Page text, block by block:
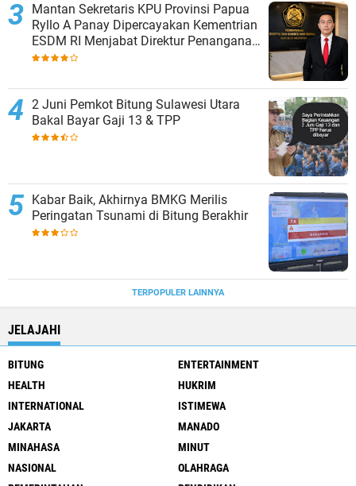
Mantan Sekretaris KPU Provinsi Papua
Ryllo A Panay Dipercayakan Kementrian
ESDM RI Menjabat Direktur Penanganan
Aset Barang Bukti
2 Juni Pemkot Bitung Sulawesi Utara
Bakal Bayar Gaji 13 & TPP
Kabar Baik, Akhirnya BMKG Merilis
Peringatan Tsunami di Bitung Berakhir
TERPOPULER LAINNYA
JELAJAHI
BITUNG
ENTERTAINMENT
HEALTH
HUKRIM
INTERNATIONAL
ISTIMEWA
JAKARTA
MANADO
MINAHASA
MINUT
NASIONAL
OLAHRAGA